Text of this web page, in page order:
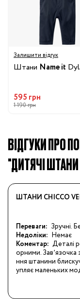
Залишити відгук
Штани Name it
595 грн
1 190 грн
ВІДГУКИ ПРО
"ДИТЯЧІ ШТАНИ
ШТАНИ CHICCO
Переваги: Зручні.
Недоліки: Немає
Коментар: Деталі
орними. Завʼязочка
ння штанини
упляє маленьких